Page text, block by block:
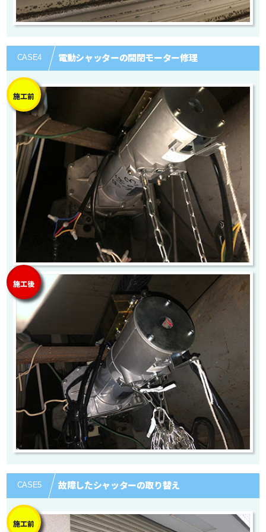
CASE4 電動シャッターの開閉モーター修理
施工前
施工後
CASE5 故障したシャッターの取り替え
施工前